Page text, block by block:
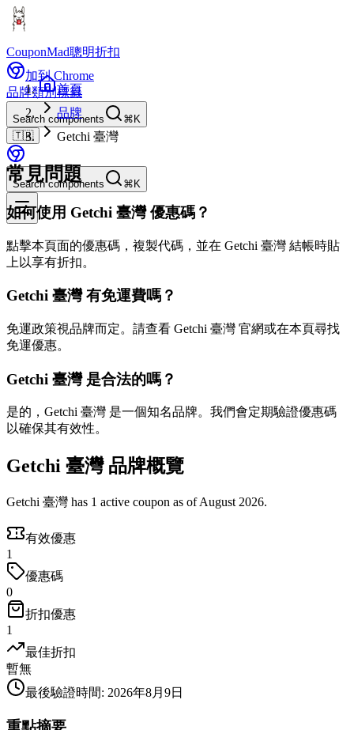
CouponMad聰明折扣
加到 Chrome
品牌類別標籤
Search components
⌘K
🇹🇼
Search components ⌘K
首頁
品牌
Getchi 臺灣
常見問題
如何使用 Getchi 臺灣 優惠碼？
點擊本頁面的優惠碼，複製代碼，並在 Getchi 臺灣 結帳時貼
上以享有折扣。
Getchi 臺灣 有免運費嗎？
免運政策視品牌而定。請查看 Getchi 臺灣 官網或在本頁尋找
免運優惠。
Getchi 臺灣 是合法的嗎？
是的，Getchi 臺灣 是一個知名品牌。我們會定期驗證優惠碼
以確保其有效性。
Getchi 臺灣 品牌概覽
Getchi 臺灣 has 1 active coupon as of August 2026.
有效優惠
1
優惠碼
0
折扣優惠
1
最佳折扣
暫無
最後驗證時間: 2026年8月9日
重點摘要